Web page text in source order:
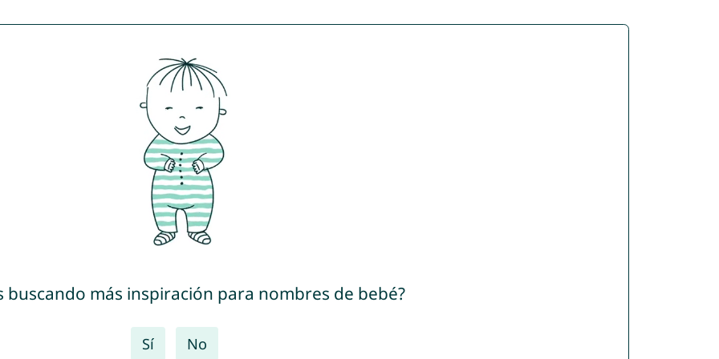
buscando más inspiración para nombres de bebé?
Sí No